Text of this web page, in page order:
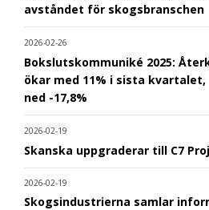
avståndet för skogsbranschen
2026-02-26
Bokslutskommuniké 2025:
ökar med 11% i sista
ned -17,8%
2026-02-19
Skanska uppgraderar till C7
2026-02-19
Skogsindustrierna samlar